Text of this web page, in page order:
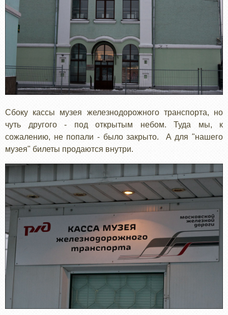
Сбоку кассы музея железнодорожного транспорта, но
чуть другого - под открытым небом. Туда мы, к
сожалению, не попали - было закрыто. А для "нашего
музея" билеты продаются внутри.